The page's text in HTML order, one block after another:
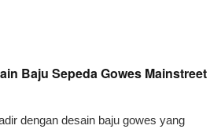
Baju Sepeda Gowes Mainstreet
dengan desain baju gowes yang